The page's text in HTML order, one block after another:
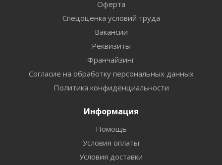
Оферта
Спецоценка условий труда
Вакансии
Реквизиты
Франчайзинг
Согласие на обработку персональных данных
Политика конфиденциальности
Информация
Помощь
Условия оплаты
Условия доставки